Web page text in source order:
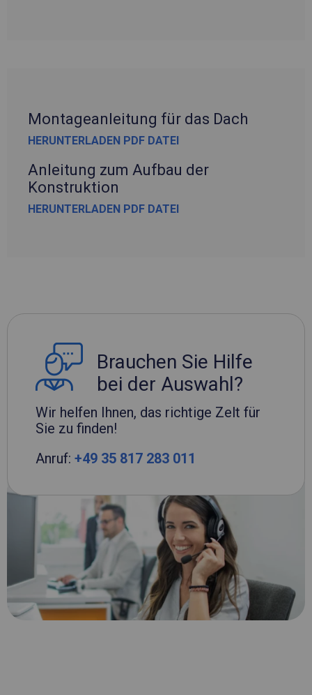
Montageanleitung für das Dach
HERUNTERLADEN PDF DATEI
Anleitung zum Aufbau der
Konstruktion
HERUNTERLADEN PDF DATEI
Brauchen Sie Hilfe
bei der Auswahl?
Wir helfen Ihnen, das richtige Zelt für
Sie zu finden!
Anruf: +49 35 817 283 011